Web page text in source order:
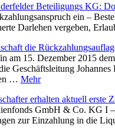
Beteiligungs KG:
ein –
Darlehen vergeben,
die
am 15. Dezember 2015
Geschäftsleitung Johannes
… Mehr
erhalten aktuell erste
GmbH & Co. KG I
zur Einzahlung in die